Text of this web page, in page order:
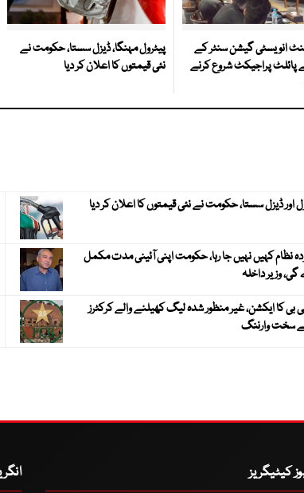
انویسٹی گیشن سنٹر کے
پائلٹ پراجیکٹ شروع کرنے
پیٹرول مہنگا، ڈیزل سستا، حکومت نے
نئی قیمتوں کا اعلان کر دیا
اور ڈیزل سستا، حکومت نے نئی قیمتوں کا اعلان کر دیا
نظام کہیں نہیں جا رہا، حکومت اپنی آئینی مدت مکمل
وزیر داخلہ
بی کا ایکشن، غیر منظور شدہ لیگ کھیلنے والے کرکٹرز
سخت وارننگ
کیٹیگریز